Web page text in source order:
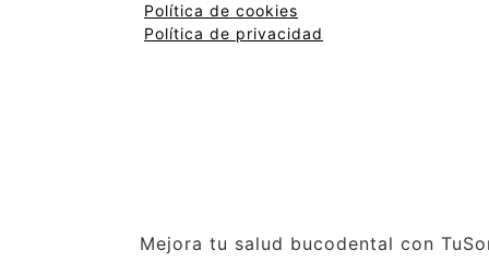
Política de cookies
Política de privacidad
Mejora tu salud bucodental con